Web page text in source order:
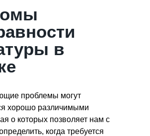
в
проблемы могут
хорошо различимыми
о которых позволяет нам с
когда требуется